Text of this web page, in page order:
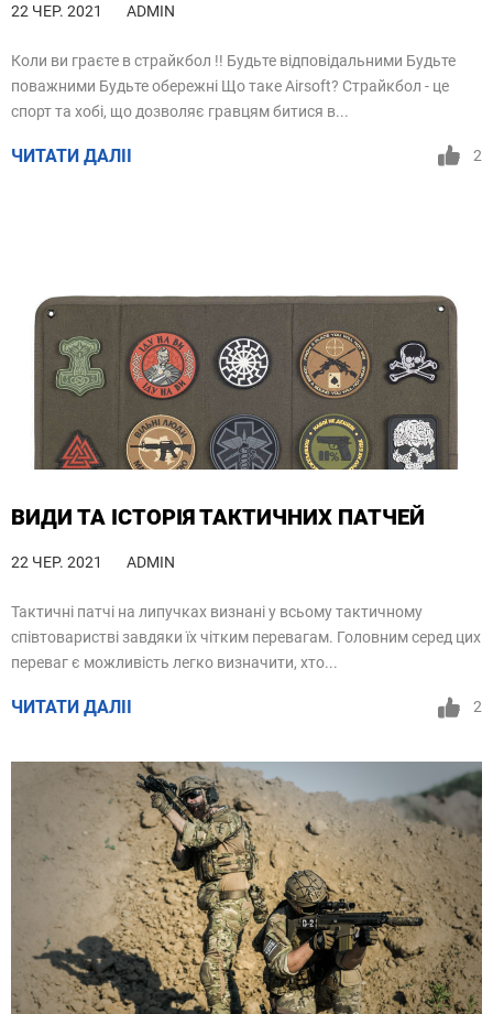
22 ЧЕР. 2021 ADMIN
Коли ви граєте в страйкбол !! Будьте відповідальними Будьте
поважними Будьте обережні Що таке Airsoft? Страйкбол - це
спорт та хобі, що дозволяє гравцям битися в...
ЧИТАТИ ДАЛІІ 2
ВИДИ ТА ІСТОРІЯ ТАКТИЧНИХ ПАТЧЕЙ
22 ЧЕР. 2021 ADMIN
Тактичні патчі на липучках визнані у всьому тактичному
співтоваристві завдяки їх чітким перевагам. Головним серед цих
переваг є можливість легко визначити, хто...
ЧИТАТИ ДАЛІІ 2